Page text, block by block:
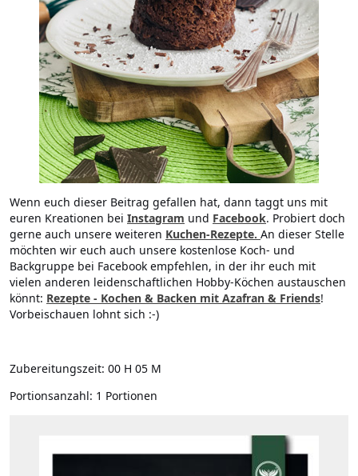
Wenn euch dieser Beitrag gefallen hat, dann taggt uns mit
euren Kreationen bei Instagram und Facebook. Probiert doch
gerne auch unsere weiteren Kuchen-Rezepte. An dieser Stelle
möchten wir euch auch unsere kostenlose Koch- und
Backgruppe bei Facebook empfehlen, in der ihr euch mit
vielen anderen leidenschaftlichen Hobby-Köchen austauschen
könnt: Rezepte - Kochen & Backen mit Azafran & Friends!
Vorbeischauen lohnt sich :-)
Zubereitungszeit: 00 H 05 M
Portionsanzahl: 1 Portionen